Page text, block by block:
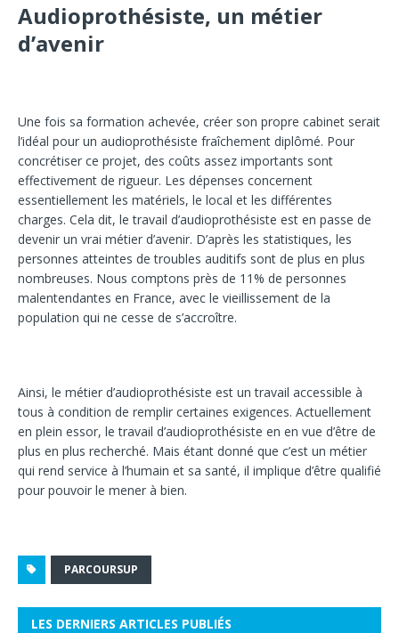
Audioprothésiste, un métier
d’avenir
Une fois sa formation achevée, créer son propre cabinet serait
l’idéal pour un audioprothésiste fraîchement diplômé. Pour
concrétiser ce projet, des coûts assez importants sont
effectivement de rigueur. Les dépenses concernent
essentiellement les matériels, le local et les différentes
charges. Cela dit, le travail d’audioprothésiste est en passe de
devenir un vrai métier d’avenir. D’après les statistiques, les
personnes atteintes de troubles auditifs sont de plus en plus
nombreuses. Nous comptons près de 11% de personnes
malentendantes en France, avec le vieillissement de la
population qui ne cesse de s’accroître.
Ainsi, le métier d’audioprothésiste est un travail accessible à
tous à condition de remplir certaines exigences. Actuellement
en plein essor, le travail d’audioprothésiste en en vue d’être de
plus en plus recherché. Mais étant donné que c’est un métier
qui rend service à l’humain et sa santé, il implique d’être qualifié
pour pouvoir le mener à bien.
PARCOURSUP
LES DERNIERS ARTICLES PUBLIÉS